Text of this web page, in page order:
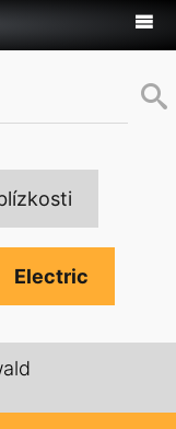
Electric